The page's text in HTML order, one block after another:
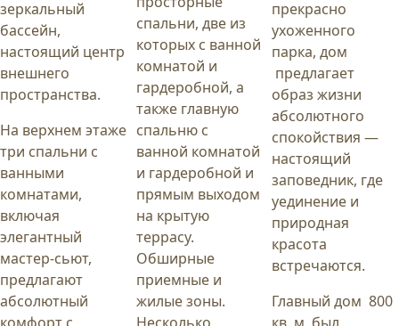
зеркальный
бассейн,
настоящий центр
внешнего
пространства.
На верхнем этаже
три спальни с
ванными
комнатами,
включая
элегантный
мастер-сьют,
предлагают
абсолютный
спальни, две из
которых с ванной
комнатой и
гардеробной, а
также главную
спальню с
ванной комнатой
и гардеробной и
прямым выходом
на крытую
террасу.
Обширные
приемные и
жилые зоны.
прекрасно
ухоженного
парка, дом
предлагает
образ жизни
абсолютного
спокойствия —
настоящий
заповедник, где
уединение и
природная
красота
встречаются.
Главный дом 800